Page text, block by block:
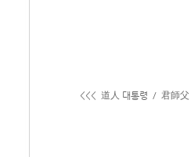
<<< 道人 대통령 / 君師父